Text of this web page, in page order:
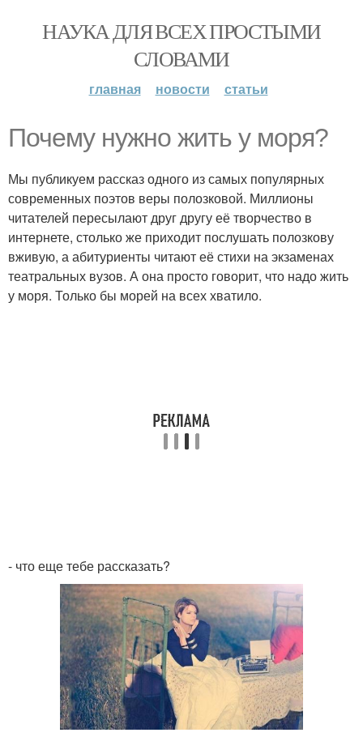
НАУКА ДЛЯ ВСЕХ ПРОСТЫМИ
СЛОВАМИ
главная новости статьи
Почему нужно жить у моря?
Мы публикуем рассказ одного из самых популярных
современных поэтов веры полозковой. Миллионы
читателей пересылают друг другу её творчество в
интернете, столько же приходит послушать полозкову
вживую, а абитуриенты читают её стихи на экзаменах
театральных вузов. А она просто говорит, что надо жить
у моря. Только бы морей на всех хватило.
- что еще тебе рассказать?